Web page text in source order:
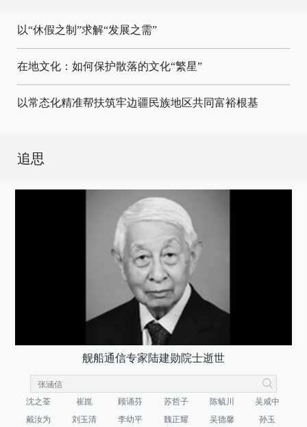
以“休假之制”求解“发展之需”
在地文化：如何保护散落的文化“繁星”
以常态化精准帮扶筑牢边疆民族地区共同富裕根基
追思
舰船通信专家陆建勋院士逝世
沈之荃 崔崑 顾诵芬 苏哲子 陈毓川
吴咸中
戴汝为
刘玉清 李幼平 魏正耀 吴德馨 孙玉